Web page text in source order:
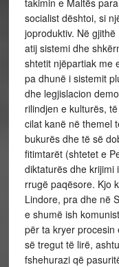
takimin e Maltës
socialist dështoi, si
joproduktiv. Në
atij sistemi dhe
shtetit njëpartiak me
pa dhunë i sistemit
dhe legjislacion
rilindjen e kulturës,
cilat kanë në themel
bukurës dhe të së
fitimtarët (shtetet e
diktaturës dhe krijimi
rrugë paqësore. Kjo
Lindore, pra dhe në
e shumë ish
për ta kryer procesin
së tregut të lirë,
fshehurazi që